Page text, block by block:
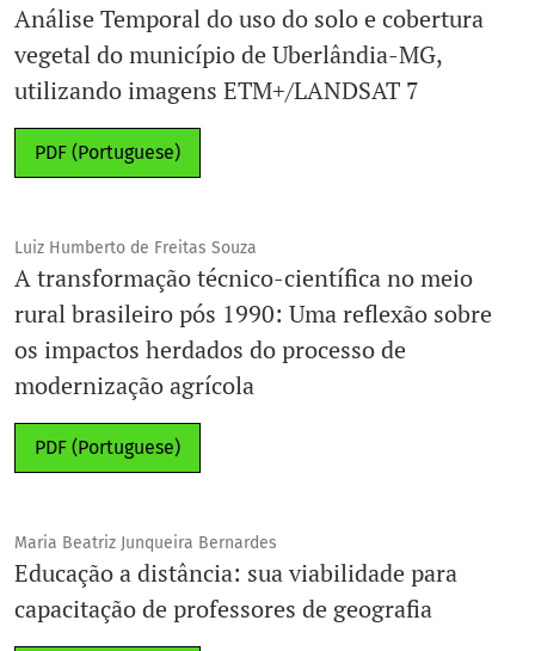
Análise Temporal do uso do solo e cobertura
vegetal do município de Uberlândia-MG,
utilizando imagens ETM+/LANDSAT 7
PDF (Portuguese)
Luiz Humberto de Freitas Souza
A transformação técnico-científica no meio
rural brasileiro pós 1990: Uma reflexão sobre
os impactos herdados do processo de
modernização agrícola
PDF (Portuguese)
Maria Beatriz Junqueira Bernardes
Educação a distância: sua viabilidade para
capacitação de professores de geografia